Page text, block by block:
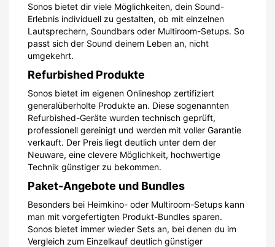
Sonos bietet dir viele Möglichkeiten, dein Sound-
Erlebnis individuell zu gestalten, ob mit einzelnen
Lautsprechern, Soundbars oder Multiroom-Setups. So
passt sich der Sound deinem Leben an, nicht
umgekehrt.
Refurbished Produkte
Sonos bietet im eigenen Onlineshop zertifiziert
generalüberholte Produkte an. Diese sogenannten
Refurbished-Geräte wurden technisch geprüft,
professionell gereinigt und werden mit voller Garantie
verkauft. Der Preis liegt deutlich unter dem der
Neuware, eine clevere Möglichkeit, hochwertige
Technik günstiger zu bekommen.
Paket-Angebote und Bundles
Besonders bei Heimkino- oder Multiroom-Setups kann
man mit vorgefertigten Produkt-Bundles sparen.
Sonos bietet immer wieder Sets an, bei denen du im
Vergleich zum Einzelkauf deutlich günstiger